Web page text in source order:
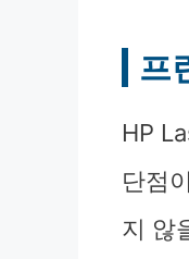
프
HP
단점
지 않